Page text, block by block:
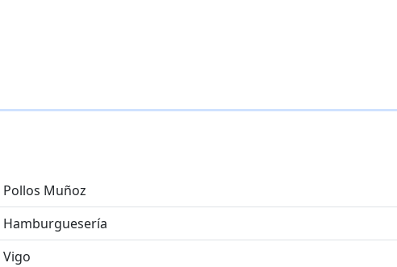
Pollos Muñoz
Hamburguesería
Vigo